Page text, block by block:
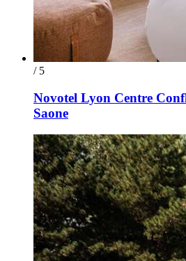
/ 5
Novotel Lyon Centre
Saone